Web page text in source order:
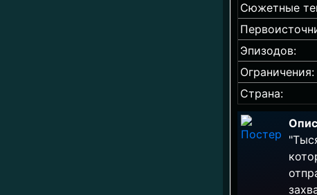
Сюжетные
Эпизодов:
Ограничения:
Страна: